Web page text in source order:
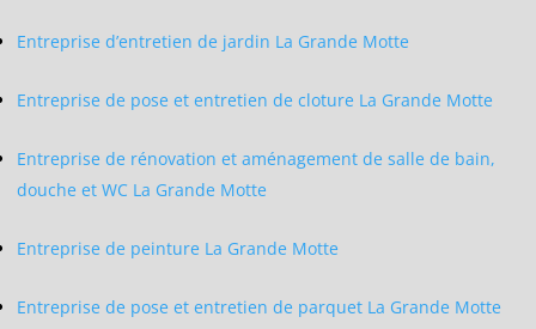
Entreprise d’entretien de jardin La Grande Motte
Entreprise de pose et entretien de cloture La Grande Motte
Entreprise de rénovation et aménagement de salle de bain,
douche et WC La Grande Motte
Entreprise de peinture La Grande Motte
Entreprise de pose et entretien de parquet La Grande Motte